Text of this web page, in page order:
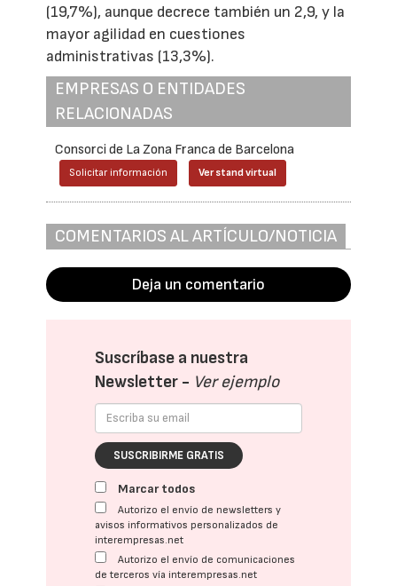
(19,7%), aunque decrece también un 2,9, y la
mayor agilidad en cuestiones
administrativas (13,3%).
EMPRESAS O ENTIDADES
RELACIONADAS
Consorci de La Zona Franca de Barcelona
Solicitar información Ver stand virtual
COMENTARIOS AL ARTÍCULO/NOTICIA
Deja un comentario
Suscríbase a nuestra
Newsletter - Ver ejemplo
SUSCRIBIRME GRATIS
Marcar todos
Autorizo el envío de newsletters y
avisos informativos personalizados de
interempresas.net
Autorizo el envío de comunicaciones
de terceros vía interempresas.net